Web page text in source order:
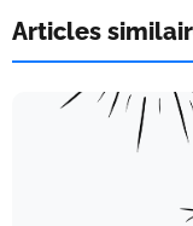
Articles